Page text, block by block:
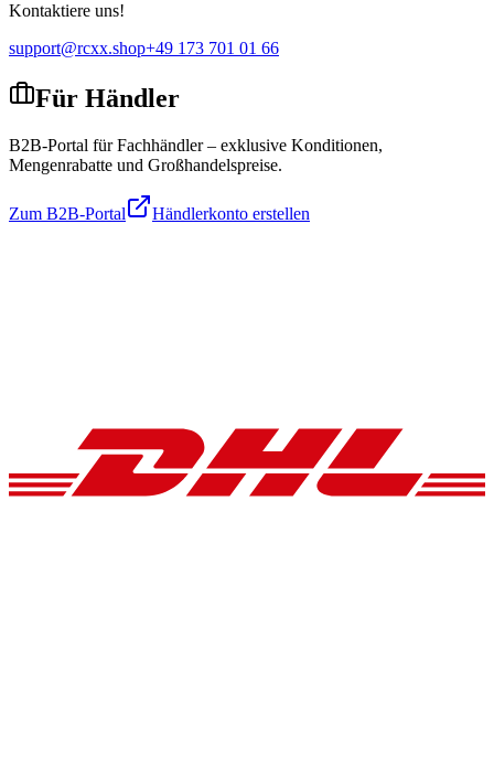
Kontaktiere uns!
support@rcxx.shop+49 173 701 01 66
Für Händler
B2B-Portal für Fachhändler – exklusive Konditionen,
Mengenrabatte und Großhandelspreise.
Zum B2B-Portal Händlerkonto erstellen